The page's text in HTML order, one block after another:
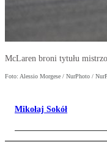
McLaren broni tytułu
Foto: Alessio Morgese / NurPhoto /
Mikołaj Sokół